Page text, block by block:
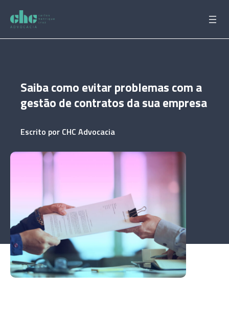
para
conteúdo
Saiba como evitar problemas com a
gestão de contratos da sua empresa
Escrito por CHC Advocacia